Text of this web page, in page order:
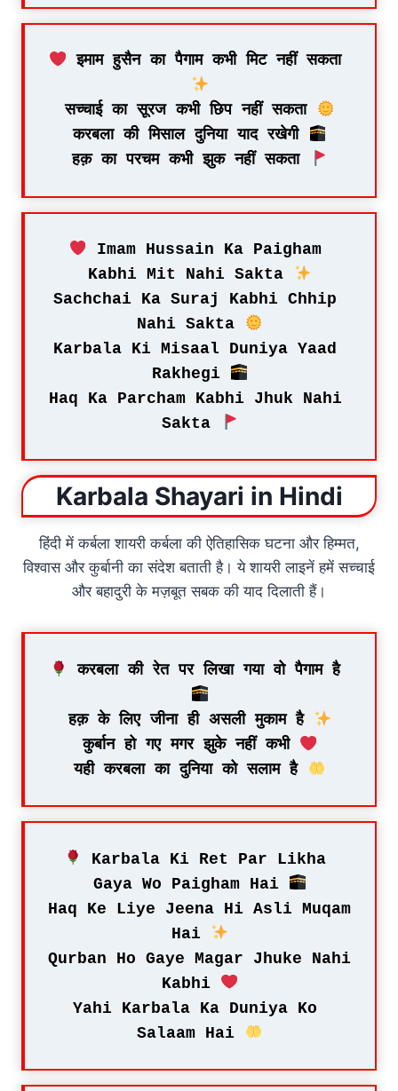
इमाम हुसैन का पैगाम कभी मिट नहीं सकता
सच्चाई का सूरज कभी छिप नहीं सकता
करबला की मिसाल दुनिया याद रखेगी
हक़ का परचम कभी झुक नहीं सकता
Imam Hussain Ka Paigham
Kabhi Mit Nahi Sakta
Sachchai Ka Suraj Kabhi Chhip
Nahi Sakta
Karbala Ki Misaal Duniya Yaad
Rakhegi
Haq Ka Parcham Kabhi Jhuk Nahi
Sakta
Karbala Shayari in Hindi
हिंदी में कर्बला शायरी कर्बला की ऐतिहासिक घटना और हिम्मत,
विश्वास और कुर्बानी का संदेश बताती है। ये शायरी लाइनें हमें सच्चाई
और बहादुरी के मज़बूत सबक की याद दिलाती हैं।
करबला की रेत पर लिखा गया वो पैगाम है
हक़ के लिए जीना ही असली मुकाम है
कुर्बान हो गए मगर झुके नहीं कभी
यही करबला का दुनिया को सलाम है
Karbala Ki Ret Par Likha
Gaya Wo Paigham Hai
Haq Ke Liye Jeena Hi Asli Muqam
Hai
Qurban Ho Gaye Magar Jhuke Nahi
Kabhi
Yahi Karbala Ka Duniya Ko
Salaam Hai